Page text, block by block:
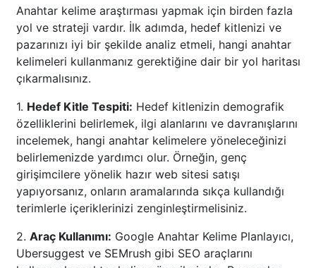
Anahtar kelime araştırması yapmak için birden fazla
yol ve strateji vardır. İlk adımda, hedef kitlenizi ve
pazarınızı iyi bir şekilde analiz etmeli, hangi anahtar
kelimeleri kullanmanız gerektiğine dair bir yol haritası
çıkarmalısınız.
1. Hedef Kitle Tespiti: Hedef kitlenizin demografik
özelliklerini belirlemek, ilgi alanlarını ve davranışlarını
incelemek, hangi anahtar kelimelere yöneleceğinizi
belirlemenizde yardımcı olur. Örneğin, genç
girişimcilere yönelik hazır web sitesi satışı
yapıyorsanız, onların aramalarında sıkça kullandığı
terimlerle içeriklerinizi zenginleştirmelisiniz.
2. Araç Kullanımı: Google Anahtar Kelime Planlayıcı,
Ubersuggest ve SEMrush gibi SEO araçlarını